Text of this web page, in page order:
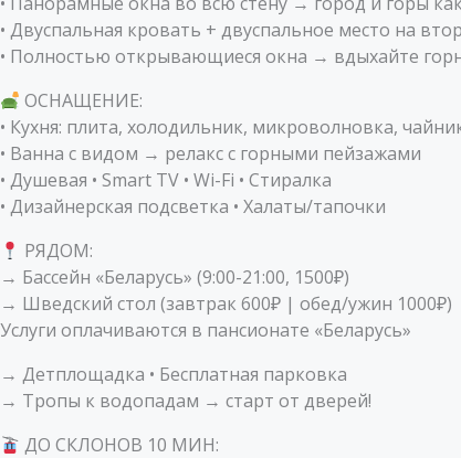
• Двуспальная кровать + двуспальное место на
• Полностью открывающиеся окна → вдыхайте
ОСНАЩЕНИЕ:
• Кухня: плита, холодильник, микроволновка,
• Ванна с видом → релакс с горными пейзажами
• Душевая • Smart TV • Wi-Fi • Стиралка
• Дизайнерская подсветка • Халаты/тапочки
РЯДОМ:
→ Бассейн «Беларусь» (9:00-21:00, 1500₽)
→ Шведский стол (завтрак 600₽ | обед/ужин 1000₽)
Услуги оплачиваются в пансионате «Беларусь»
→ Детплощадка • Бесплатная парковка
→ Тропы к водопадам → старт от дверей!
ДО СКЛОНОВ 10 МИН: